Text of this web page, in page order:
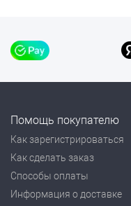
Помощь покупателю
Как зарегистрироваться
Как сделать заказ
Способы оплаты
Информация о доставке